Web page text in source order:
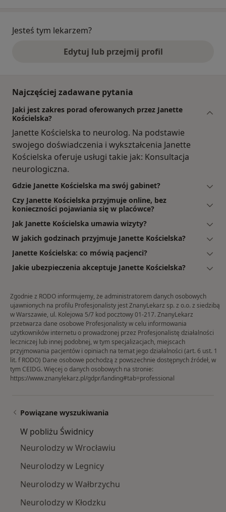
Jesteś tym lekarzem?
Edytuj lub przejmij profil
Najczęściej zadawane pytania
Jaki jest zakres porad oferowanych przez Janette
Kościelska?
Janette Kościelska to neurolog. Na podstawie
swojego doświadczenia i wykształcenia Janette
Kościelska oferuje usługi takie jak: Konsultacja
neurologiczna.
Gdzie Janette Kościelska ma swój gabinet?
Czy Janette Kościelska przyjmuje online, bez
konieczności pojawiania się w placówce?
Jak Janette Kościelska umawia wizyty?
W jakich godzinach przyjmuje Janette Kościelska?
Janette Kościelska: co mówią pacjenci?
Jakie ubezpieczenia akceptuje Janette Kościelska?
Zgodnie z RODO informujemy, że administratorem danych osobowych
ujawnionych na profilu Profesjonalisty jest ZnanyLekarz sp. z o.o. z siedzibą
w Warszawie, ul. Kolejowa 5/7 kod pocztowy 01-217. ZnanyLekarz
przetwarza dane osobowe Profesjonalisty w celu informowania
użytkowników internetu o prowadzonej przez Profesjonalistę działalności
leczniczej lub innej podobnej, w tym specjalizacjach, miejscach
przyjmowania pacjentów i opiniach na temat jego działalności (art. 6 ust. 1
lit. f RODO) Dane osobowe pochodzą z powszechnie dostępnych źródeł, w
tym CEIDG. Więcej o danych osobowych na stronie:
https://www.znanylekarz.pl/gdpr/landing#tab=professional
Powiązane wyszukiwania
W pobliżu Świdnicy
Neurolodzy w Wrocławiu
Neurolodzy w Legnicy
Neurolodzy w Wałbrzychu
Neurolodzy w Kłodzku